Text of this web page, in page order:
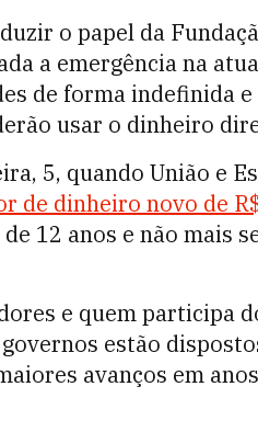
o papel da
a emergência na
de forma indefinida e
usar o dinheiro
5, quando União e
de dinheiro novo de
12 anos e não mais
e quem participa
estão
avanços em